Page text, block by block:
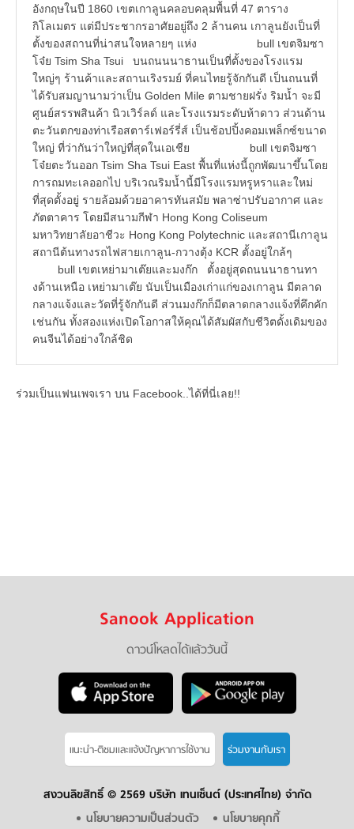
อังกฤษในปี 1860 เขตเกาลูนคลอบคลุมพื้นที่ 47 ตาราง
กิโลเมตร แต่มีประชากรอาศัยอยู่ถึง 2 ล้านคน เกาลูนยังเป็นที่
ตั้งของสถานที่น่าสนใจหลายๆ แห่ง bull เขตจิมซา
โจ๋ย Tsim Sha Tsui บนถนนนาธานเป็นที่ตั้งของโรงแรม
ใหญ่ๆ ร้านค้าและสถานเริงรมย์ ที่คนไทยรู้จักกันดี เป็นถนนที่
ได้รับสมญานามว่าเป็น Golden Mile ตามชายฝรั่ง ริมน้ำ จะมี
ศูนย์สรรพสินค้า นิวเวิร์ลด์ และโรงแรมระดับห้าดาว ส่วนด้าน
ตะวันตกของท่าเรือสตาร์เฟอร์รี่ส์ เป็นช้อปปิ้งคอมเพล็กซ์ขนาด
ใหญ่ ที่ว่ากันว่าใหญ่ที่สุดในเอเชีย bull เขตจิมซา
โจ๋ยตะวันออก Tsim Sha Tsui East พื้นที่แห่งนี้ถูกพัฒนาขึ้นโดย
การถมทะเลออกไป บริเวณริมน้ำนี้มีโรงแรมหรูหราและใหม่
ที่สุดตั้งอยู่ รายล้อมด้วยอาคารทันสมัย พลาซ่าปรับอากาศ และ
ภัตตาคาร โดยมีสนามกีฬา Hong Kong Coliseum
มหาวิทยาลัยอาชีวะ Hong Kong Polytechnic และสถานีเกาลูน
สถานีต้นทางรถไฟสายเกาลูน-กวางตุ้ง KCR ตั้งอยู่ใกล้ๆ
bull เขตเหย่ามาเต๊ยและมงก๊ก ตั้งอยู่สุดถนนนาธานทา
งด้านเหนือ เหย่ามาเต๊ย นับเป็นเมืองเก่าแก่ของเกาลูน มีตลาด
กลางแจ้งและวัดที่รู้จักกันดี ส่วนมงก๊กก็มีตลาดกลางแจ้งที่คึกคัก
เช่นกัน ทั้งสองแห่งเปิดโอกาสให้คุณได้สัมผัสกับชีวิตดั้งเดิมของ
คนจีนได้อย่างใกล้ชิด
ร่วมเป็นแฟนเพจเรา บน Facebook..ได้ที่นี่เลย!!
Sanook Application
ดาวน์โหลดได้แล้ววันนี้
แนะนำ-ติชมเเละแจ้งปัญหาการใช้งาน ร่วมงานกับเรา
สงวนลิขสิทธิ์ © 2569 บริษัท เทนเซ็นต์ (ประเทศไทย) จำกัด
นโยบายความเป็นส่วนตัว
นโยบายคุกกี้